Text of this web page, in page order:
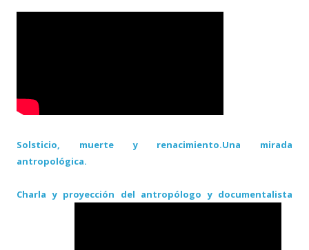
Solsticio, muerte y renacimiento.Una mirada
antropológica.
Charla y proyección del antropólogo y documentalista